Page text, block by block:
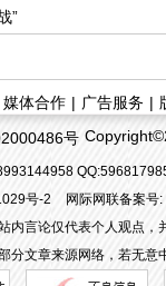
”
媒体合作 | 广告服务 |
号
号-2
网际网联备案
内言论仅代表个人观点，
分文章来源网络，若无意